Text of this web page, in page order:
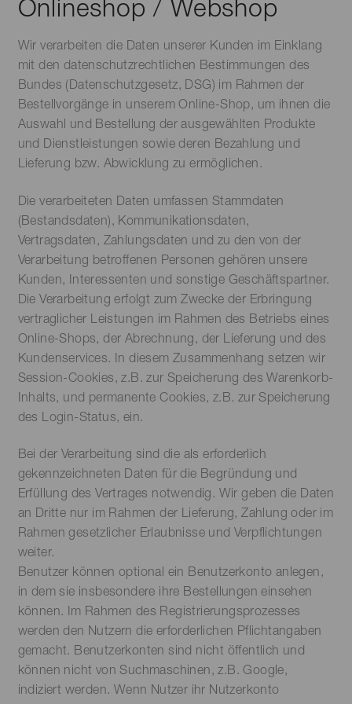
Onlineshop / Webshop
Wir verarbeiten die Daten unserer Kunden im Einklang
mit den datenschutzrechtlichen Bestimmungen des
Bundes (Datenschutzgesetz, DSG) im Rahmen der
Bestellvorgänge in unserem Online-Shop, um ihnen die
Auswahl und Bestellung der ausgewählten Produkte
und Dienstleistungen sowie deren Bezahlung und
Lieferung bzw. Abwicklung zu ermöglichen.
Die verarbeiteten Daten umfassen Stammdaten
(Bestandsdaten), Kommunikationsdaten,
Vertragsdaten, Zahlungsdaten und zu den von der
Verarbeitung betroffenen Personen gehören unsere
Kunden, Interessenten und sonstige Geschäftspartner.
Die Verarbeitung erfolgt zum Zwecke der Erbringung
vertraglicher Leistungen im Rahmen des Betriebs eines
Online-Shops, der Abrechnung, der Lieferung und des
Kundenservices. In diesem Zusammenhang setzen wir
Session-Cookies, z.B. zur Speicherung des Warenkorb-
Inhalts, und permanente Cookies, z.B. zur Speicherung
des Login-Status, ein.
Bei der Verarbeitung sind die als erforderlich
gekennzeichneten Daten für die Begründung und
Erfüllung des Vertrages notwendig. Wir geben die Daten
an Dritte nur im Rahmen der Lieferung, Zahlung oder im
Rahmen gesetzlicher Erlaubnisse und Verpflichtungen
weiter.
Benutzer können optional ein Benutzerkonto anlegen,
in dem sie insbesondere ihre Bestellungen einsehen
können. Im Rahmen des Registrierungsprozesses
werden den Nutzern die erforderlichen Pflichtangaben
gemacht. Benutzerkonten sind nicht öffentlich und
können nicht von Suchmaschinen, z.B. Google,
indiziert werden. Wenn Nutzer ihr Nutzerkonto